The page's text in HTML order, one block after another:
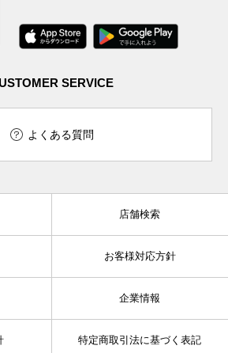
SERVICE
よくある質問
店舗検索
お客様対応方針
企業情報
特定商取引法に基づく表記